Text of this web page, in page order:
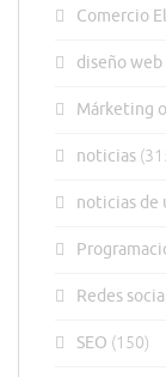
Comercio
diseño web
Márketing
noticias
noticias de
Redes
SEO (150)